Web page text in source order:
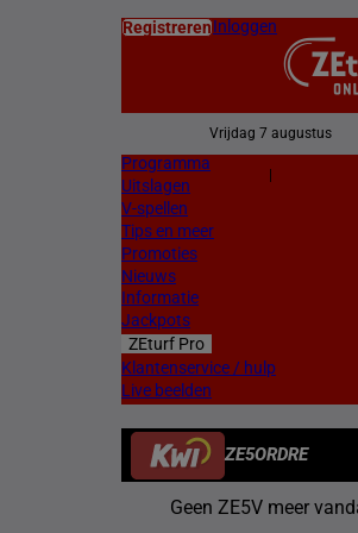
RegistrerenInloggen
Vrijdag 7 augustus
Programma
Uitslagen
V-spellen
Tips en meer
Promoties
Nieuws
Informatie
Jackpots
ZEturf Pro
Klantenservice / hulp
Live beelden
ZE5ORDRE
Geen ZE5V meer